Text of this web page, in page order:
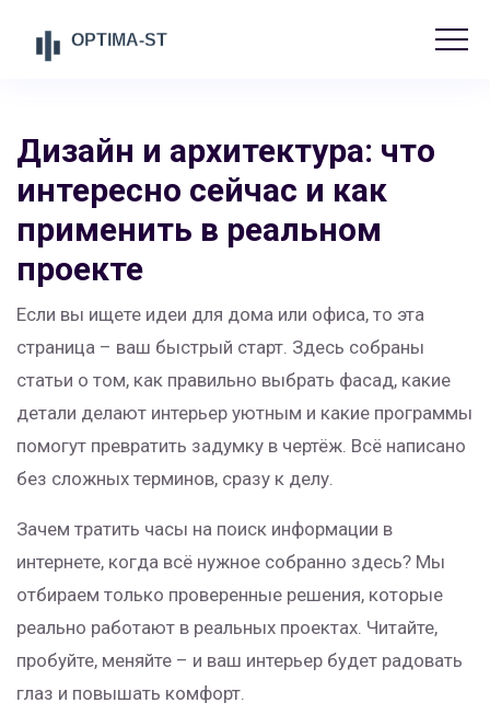
Дизайн и архитектура: что
интересно сейчас и как
применить в реальном
проекте
Если вы ищете идеи для дома или офиса, то эта
страница – ваш быстрый старт. Здесь собраны
статьи о том, как правильно выбрать фасад, какие
детали делают интерьер уютным и какие программы
помогут превратить задумку в чертёж. Всё написано
без сложных терминов, сразу к делу.
Зачем тратить часы на поиск информации в
интернете, когда всё нужное собранно здесь? Мы
отбираем только проверенные решения, которые
реально работают в реальных проектах. Читайте,
пробуйте, меняйте – и ваш интерьер будет радовать
глаз и повышать комфорт.